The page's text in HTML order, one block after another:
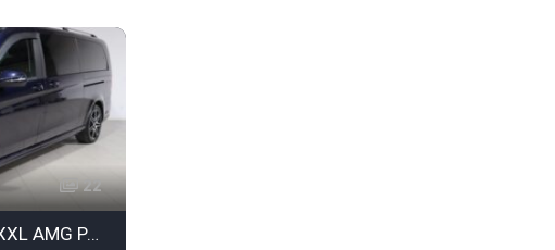
22
Mercedes V300 LWB XXL AMG PACK